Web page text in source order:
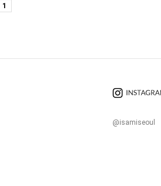
1
@isamiseoul